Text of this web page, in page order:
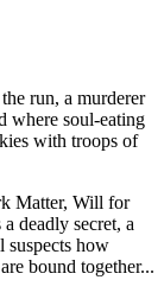
run, a murderer
where soul-eating
with troops of
Matter, Will for
deadly secret, a
how
bound together...